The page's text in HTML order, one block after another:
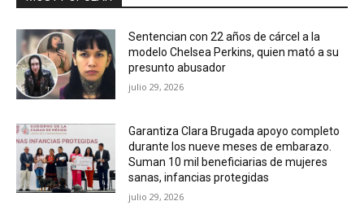
Sentencian con 22 años de cárcel a la
modelo Chelsea Perkins, quien mató a su
presunto abusador
julio 29, 2026
Garantiza Clara Brugada apoyo completo
durante los nueve meses de embarazo.
Suman 10 mil beneficiarias de mujeres
sanas, infancias protegidas
julio 29, 2026